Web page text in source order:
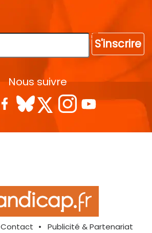
S'inscrire
Nous suivre
Contact
Publicité & Partenariat